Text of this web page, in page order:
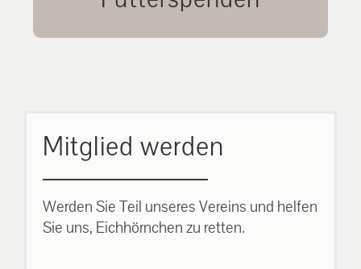
unsere Eichhörnchen.
Mitglied werden
Werden Sie Teil unseres Vereins und helfen
Sie uns, Eichhörnchen zu retten.